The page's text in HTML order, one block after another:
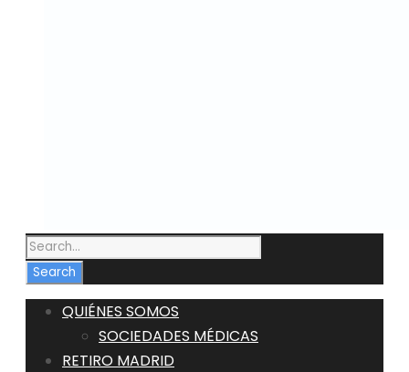
QUIÉNES SOMOS
SOCIEDADES MÉDICAS
RETIRO MADRID